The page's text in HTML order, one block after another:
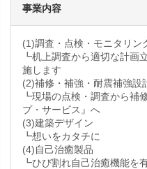
事業内容
(1)調査・点検・モニタリン
┗机上調査から適切な計画
施します
(2)補修・補強・耐震補強設
┗現場の点検・調査から補
プ・サービス』へ
(3)建築デザイン
┗想いをカタチに
(4)自己治癒製品
┗ひび割れ自己治癒機能を